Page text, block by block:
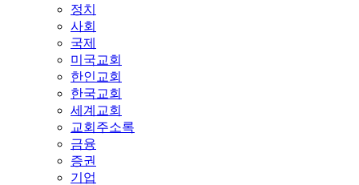
정치
사회
국제
미국교회
한인교회
한국교회
세계교회
교회주소록
금융
증권
기업